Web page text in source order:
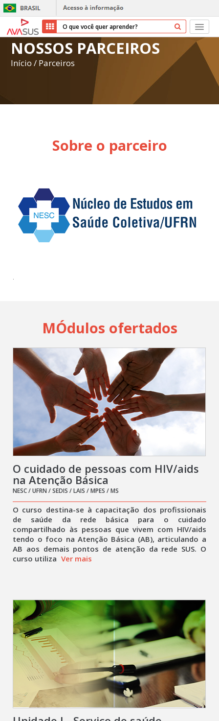
Início
Parceiros
Transparência
Entrar
NOSSOS PARCEIROS
Início / Parceiros
Sobre o parceiro
.
MÓdulos ofertados
O cuidado de pessoas com HIV/aids
na Atenção Básica
NESC / UFRN / SEDIS / LAIS / MPES / MS
O curso destina-se à capacitação dos profissionais
de saúde da rede básica para o cuidado
compartilhado às pessoas que vivem com HIV/aids
tendo o foco na Atenção Básica (AB), articulando a
AB aos demais pontos de atenção da rede SUS. O
curso utiliza Ver mais